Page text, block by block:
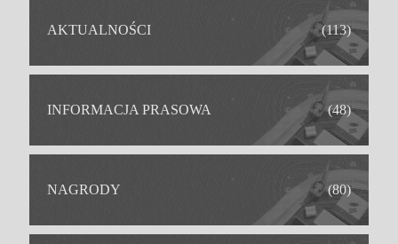
AKTUALNOŚCI (113)
INFORMACJA PRASOWA (48)
NAGRODY (80)